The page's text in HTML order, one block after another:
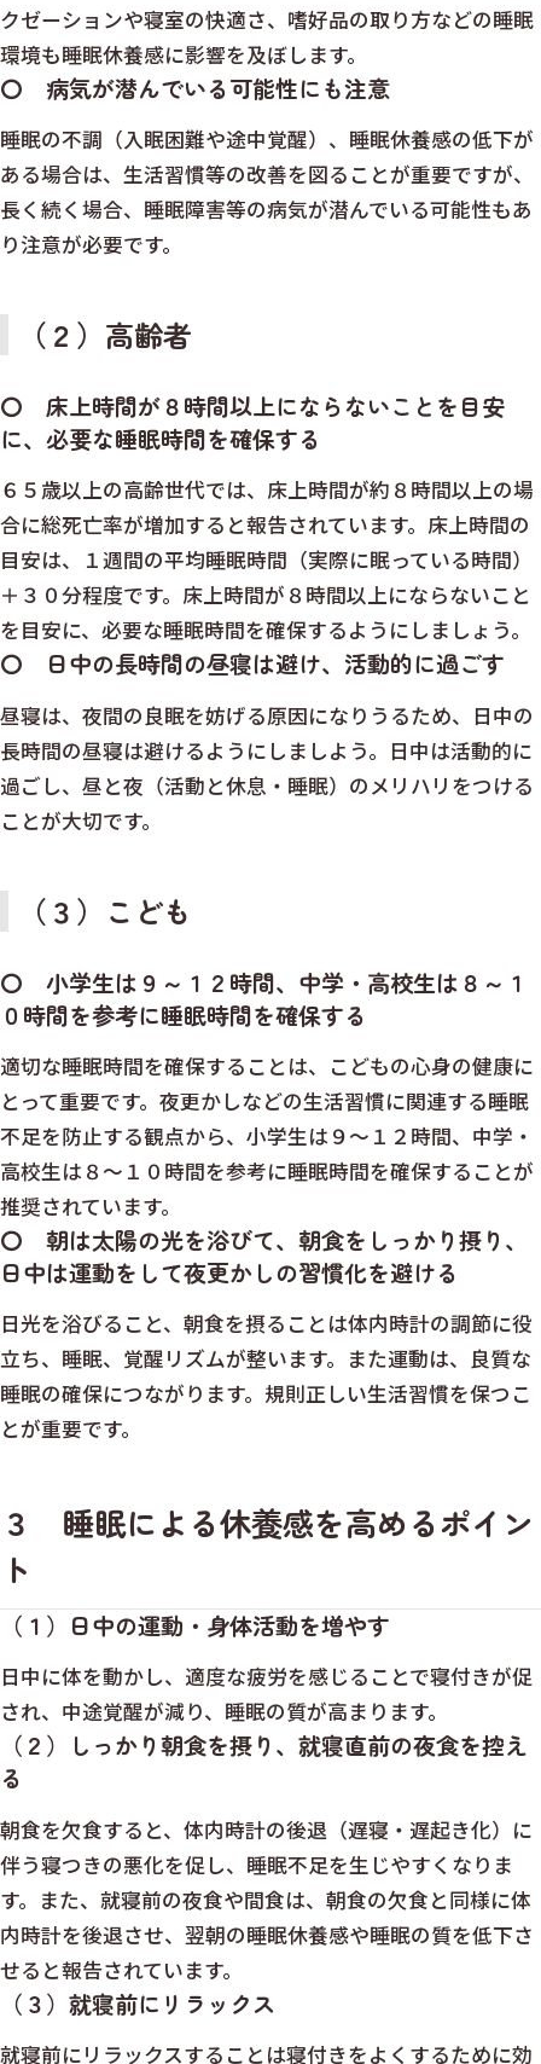
クゼーションや寝室の快適さ、嗜好品の取り方などの睡眠
環境も睡眠休養感に影響を及ぼします。
〇 病気が潜んでいる可能性にも注意
睡眠の不調（入眠困難や途中覚醒）、睡眠休養感の低下が
ある場合は、生活習慣等の改善を図ることが重要ですが、
長く続く場合、睡眠障害等の病気が潜んでいる可能性もあ
り注意が必要です。
（２）高齢者
〇 床上時間が８時間以上にならないことを目安
に、必要な睡眠時間を確保する
６５歳以上の高齢世代では、床上時間が約８時間以上の場
合に総死亡率が増加すると報告されています。床上時間の
目安は、１週間の平均睡眠時間（実際に眠っている時間）
＋３０分程度です。床上時間が８時間以上にならないこと
を目安に、必要な睡眠時間を確保するようにしましょう。
〇 日中の長時間の昼寝は避け、活動的に過ごす
昼寝は、夜間の良眠を妨げる原因になりうるため、日中の
長時間の昼寝は避けるようにしましよう。日中は活動的に
過ごし、昼と夜（活動と休息・睡眠）のメリハリをつける
ことが大切です。
（３）こども
〇 小学生は９～１２時間、中学・高校生は８～１
０時間を参考に睡眠時間を確保する
適切な睡眠時間を確保することは、こどもの心身の健康に
とって重要です。夜更かしなどの生活習慣に関連する睡眠
不足を防止する観点から、小学生は９～１２時間、中学・
高校生は８～１０時間を参考に睡眠時間を確保することが
推奨されています。
〇 朝は太陽の光を浴びて、朝食をしっかり摂り、
日中は運動をして夜更かしの習慣化を避ける
日光を浴びること、朝食を摂ることは体内時計の調節に役
立ち、睡眠、覚醒リズムが整います。また運動は、良質な
睡眠の確保につながります。規則正しい生活習慣を保つこ
とが重要です。
３ 睡眠による休養感を高めるポイン
ト
（１）日中の運動・身体活動を増やす
日中に体を動かし、適度な疲労を感じることで寝付きが促
され、中途覚醒が減り、睡眠の質が高まります。
（２）しっかり朝食を摂り、就寝直前の夜食を控え
る
朝食を欠食すると、体内時計の後退（遅寝・遅起き化）に
伴う寝つきの悪化を促し、睡眠不足を生じやすくなりま
す。また、就寝前の夜食や間食は、朝食の欠食と同様に体
内時計を後退させ、翌朝の睡眠休養感や睡眠の質を低下さ
せると報告されています。
（３）就寝前にリラックス
就寝前にリラックスすることは寝付きをよくするために効